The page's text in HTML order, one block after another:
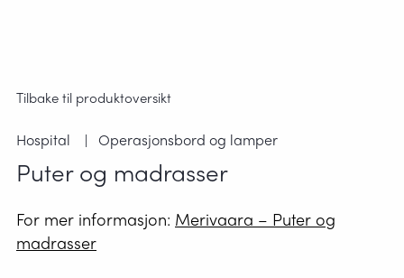
Tilbake til produktoversikt
Hospital Operasjonsbord og lamper
Puter og madrasser
For mer informasjon: Merivaara – Puter og
madrasser